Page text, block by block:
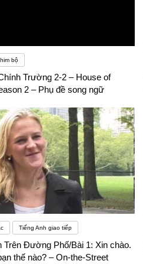
bộ
Trường 2-2 – House of
2 – Phụ đề song ngữ
Tiếng Anh giao tiếp
Trên Đường Phố/Bài 1: Xin chào.
thế nào? – On-the-Street